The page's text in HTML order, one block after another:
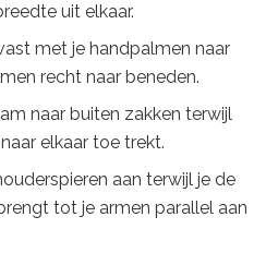
uit elkaar.
met je handpalmen naar
recht naar beneden.
naar buiten zakken terwijl
elkaar toe trekt.
aan terwijl je de
tot je armen parallel aan